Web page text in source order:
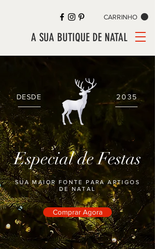
CARRINHO
A SUA BUTIQUE DE NATAL
DESDE 2035
Especial de Festas
SUA MAIOR FONTE PARA ARTIGOS
DE NATAL
Comprar Agora